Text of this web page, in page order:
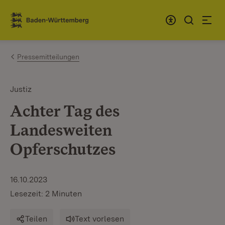
Zum Inhalt springen
Link zur Startseite
Pressemitteilungen
Justiz
Achter Tag des
Landesweiten
Opferschutzes
16.10.2023
Lesezeit: 2 Minuten
Teilen Text vorlesen